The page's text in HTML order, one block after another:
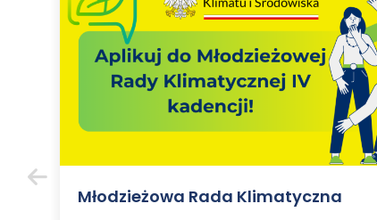
Młodzieżowa Rada Klimatyczna
Poprzedni